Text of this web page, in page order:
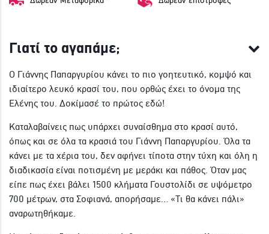
Γιατί το αγαπάμε;
Ο Γιάννης Παπαργυρίου κάνει το πιο γοητευτικό, κομψό και
ιδιαίτερο λευκό κρασί του, που ορθώς έχει το όνομα της
Ελένης του. Δοκίμασέ το πρώτος εδώ!
Καταλαβαίνεις πως υπάρχει συναίσθημα στο κρασί αυτό,
όπως και σε όλα τα κρασιά του Γιάννη Παπαργυρίου. Όλα τα
κάνει με τα χέρια του, δεν αφήνει τίποτα στην τύχη και όλη η
διαδικασία είναι ποτισμένη με μεράκι και πάθος. Όταν μας
είπε πως έχει βάλει 1500 κλήματα Γουστολίδι σε υψόμετρο
700 μέτρων, στα Σοφιανά, απορήσαμε… «Τι θα κάνει πάλι»
αναρωτηθήκαμε.